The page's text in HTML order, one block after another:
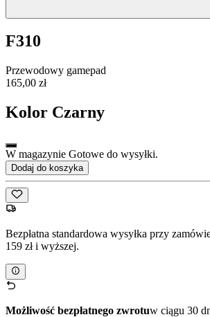
F310
Przewodowy gamepad
165,00 zł
Kolor Czarny
W magazynie Gotowe do wysyłki.
Dodaj do koszyka
Bezpłatna standardowa wysyłka przy
159 zł i wyższej.
Możliwość bezpłatnego zwrotuw ciągu 30